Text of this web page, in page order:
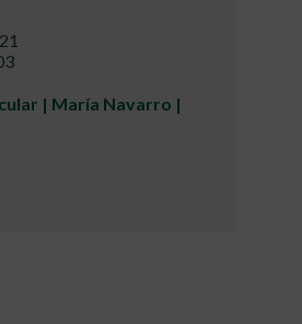
| María Navarro |